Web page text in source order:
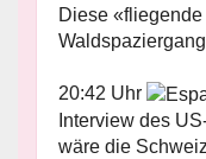
Diese
20:42 Uhr
Interview des
wäre die